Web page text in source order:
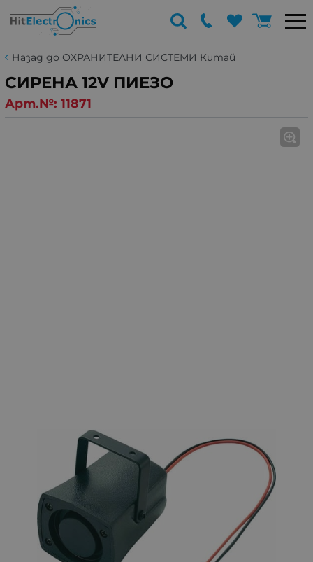
Назад до ОХРАНИТЕЛНИ СИСТЕМИ Китай
СИРЕНА 12V ПИЕЗО
Арт.№: 11871